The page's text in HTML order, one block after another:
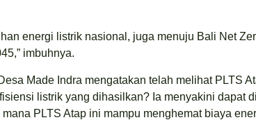
energi listrik nasional, juga menuju Bali Net
imbuhnya.
Made Indra mengatakan telah melihat PLTS
listrik yang dihasilkan? Ia menyakini dapat
PLTS Atap ini mampu menghemat biaya